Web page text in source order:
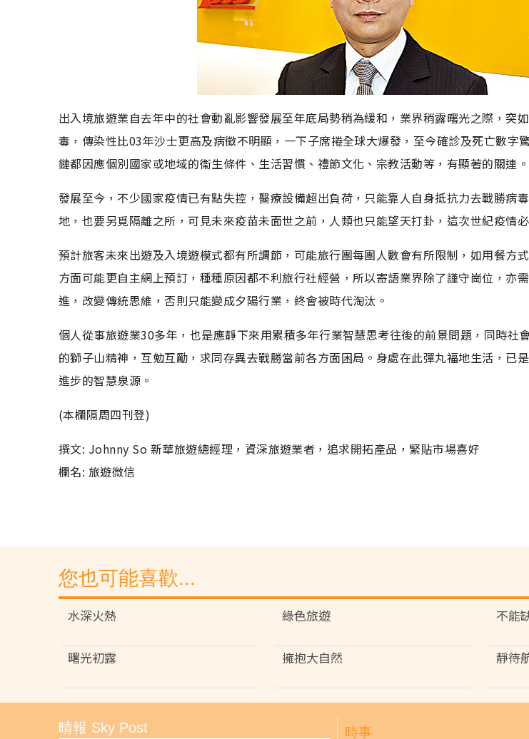
出入境旅遊業自去年中的社會動亂影響發展至年底局勢稍為緩和，業界稍露曙光之際，突
毒，傳染性比03年沙士更高及病徵不明顯，一下子席捲全球大爆發，至今確診及死亡數字
鏈都因應個別國家或地域的衞生條件、生活習慣、禮節文化、宗教活動等，有顯著的關連。
發展至今，不少國家疫情已有點失控，醫療設備超出負荷，只能靠人自身抵抗力去戰勝病
地，也要另覓隔離之所，可見未來疫苗未面世之前，人類也只能望天打卦，這次世紀疫情
預計旅客未來出遊及入境遊模式都有所調節，可能旅行團每團人數會有所限制，如用餐方
方面可能更自主網上預訂，種種原因都不利旅行社經營，所以寄語業界除了謹守崗位，亦
進，改變傳統思維，否則只能變成夕陽行業，終會被時代淘汰。
個人從事旅遊業30多年，也是應靜下來用累積多年行業智慧思考往後的前景問題，同時社
的獅子山精神，互勉互勵，求同存異去戰勝當前各方面困局。身處在此彈丸福地生活，已
進步的智慧泉源。
(本欄隔周四刊登)
撰文: Johnny So 新華旅遊總經理，資深旅遊業者，追求開拓產品，緊貼市場喜好
欄名: 旅遊微信
您也可能喜歡...
水深火熱 綠色旅遊 不能
曙光初露 擁抱大自然 靜待
晴報 Sky Post 時事